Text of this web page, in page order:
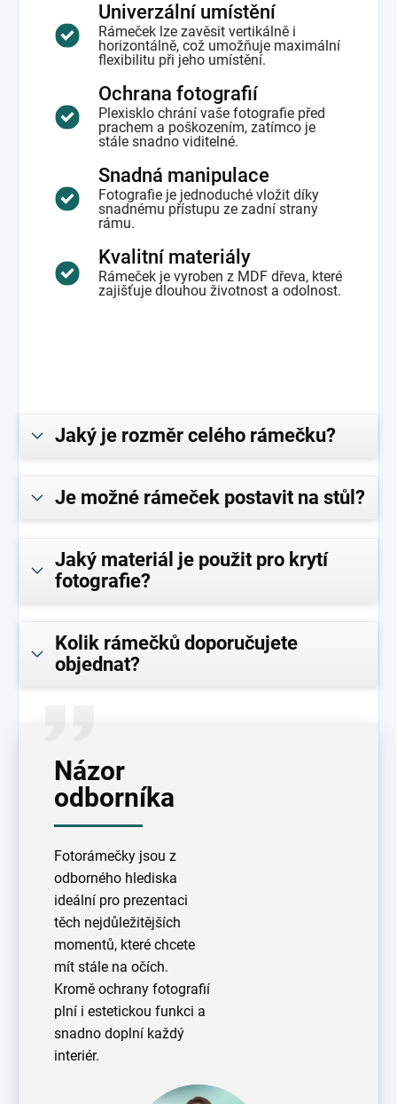
Univerzální umístění
Rámeček lze zavěsit vertikálně i
horizontálně, což umožňuje maximální
flexibilitu při jeho umístění.
Ochrana fotografií
Plexisklo chrání vaše fotografie před
prachem a poškozením, zatímco je
stále snadno viditelné.
Snadná manipulace
Fotografie je jednoduché vložit díky
snadnému přístupu ze zadní strany
rámu.
Kvalitní materiály
Rámeček je vyroben z MDF dřeva, které
zajišťuje dlouhou životnost a odolnost.
Jaký je rozměr celého rámečku?
Je možné rámeček postavit na stůl?
Jaký materiál je použit pro krytí
fotografie?
Kolik rámečků doporučujete
objednat?
Názor
odborníka
Fotorámečky jsou z
odborného hlediska
ideální pro prezentaci
těch nejdůležitějších
momentů, které chcete
mít stále na očích.
Kromě ochrany fotografií
plní i estetickou funkci a
snadno doplní každý
interiér.